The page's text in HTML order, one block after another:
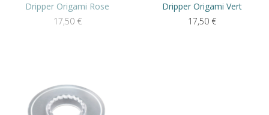
Dripper Origami Rose
17,50 €
Dripper Origami Vert
17,50 €